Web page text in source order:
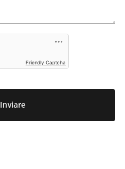
Friendly Captcha
Inviare